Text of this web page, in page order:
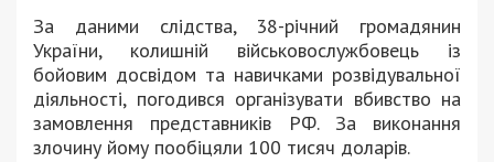
За даними слідства, 38-річний громадянин
України, колишній військовослужбовець із
бойовим досвідом та навичками розвідувальної
діяльності, погодився організувати вбивство на
замовлення представників РФ. За виконання
злочину йому пообіцяли 100 тисяч доларів.